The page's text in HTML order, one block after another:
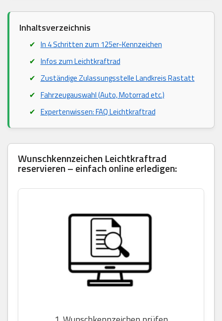
Inhaltsverzeichnis
In 4 Schritten zum 125er-Kennzeichen
Infos zum Leichtkraftrad
Zuständige Zulassungsstelle Landkreis Rastatt
Fahrzeugauswahl (Auto, Motorrad etc.)
Expertenwissen: FAQ Leichtkraftrad
Wunschkennzeichen Leichtkraftrad
reservieren – einfach online erledigen: